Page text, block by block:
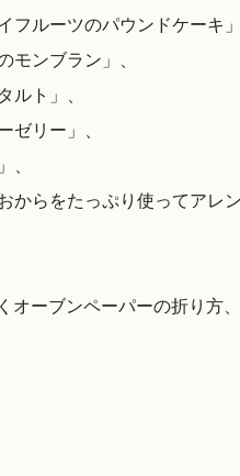
ルーツのパウンドケーキ」
モンブラン」、
ルト」、
ゼリー」、
、
からをたっぷり使ってアレ
オーブンペーパーの折り方